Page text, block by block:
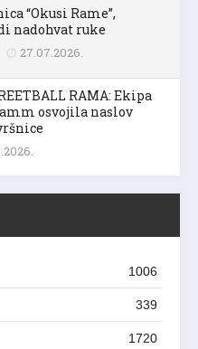
“Okusi Rame”,
nadohvat ruke
27.07.2026.
RAMA: Ekipa
osvojila naslov
1006
339
1720